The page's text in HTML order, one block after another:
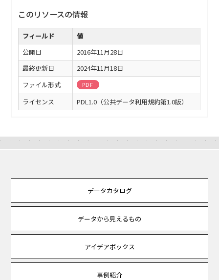
このリソースの情報
フィールド
値
公開日
2016年11月28日
最終更新日
2024年11月18日
ファイル形式
PDF
ライセンス PDL1.0（公共データ利用規約第1.0版）
データカタログ
データから見えるもの
アイデアボックス
事例紹介